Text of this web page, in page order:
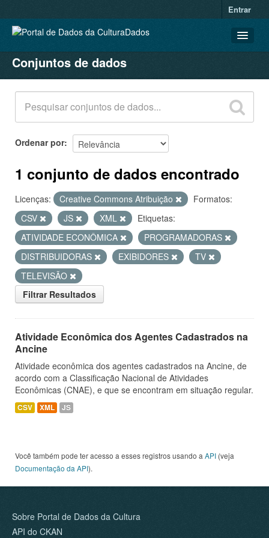
Entrar
CONJUNTOS DE DADOS
ORGANIZAÇÕES
GRUPOS
SOBRE
Conjuntos de dados
Ordenar por
1 conjunto de dados encontrado
Licenças: Creative Commons Atribuição
Formatos:
CSV
JS XML
Etiquetas:
ATIVIDADE ECONÔMICA
PROGRAMADORAS
DISTRIBUIDORAS
EXIBIDORES
TV
TELEVISÃO
Filtrar Resultados
Atividade Econômica dos Agentes Cadastrados na
Ancine
Atividade econômica dos agentes cadastrados na Ancine, de
acordo com a Classificação Nacional de Atividades
Econômicas (CNAE), e que se encontram em situação regular.
CSV XML JS
Você também pode ter acesso a esses registros usando a API (veja
Documentação da API).
Sobre Portal de Dados da Cultura
API do CKAN